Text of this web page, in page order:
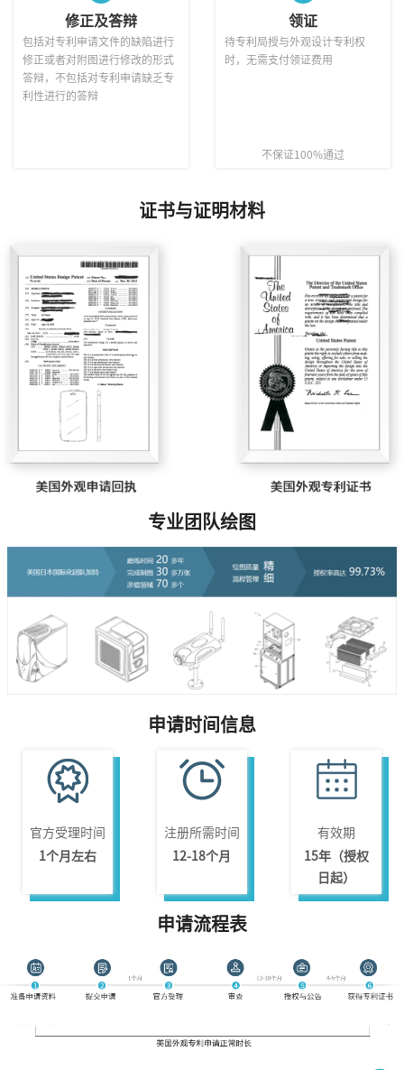
修正及答辩
包括对专利申请文件的缺陷进行
修正或者对附图进行修改的形式
答辩，不包括对专利申请缺乏专
利性进行的答辩
领证
待专利局授与外观设计专利权
时，无需支付领证费用
不保证100%通过
证书与证明材料
专业团队绘图
申请时间信息
官方受理时间
1个月左右
注册所需时间
12-18个月
有效期
15年（授权
日起）
申请流程表